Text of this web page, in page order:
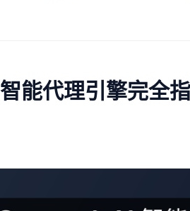
能代理引擎完全